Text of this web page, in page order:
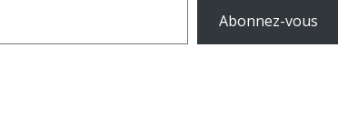
Abonnez-vous